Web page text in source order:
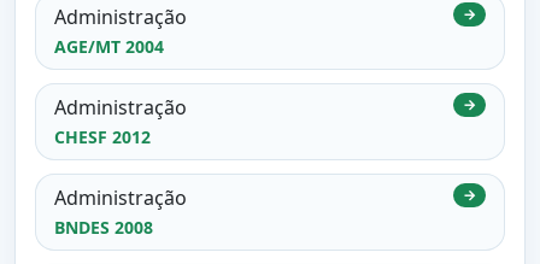
Administração
AGE/MT 2004
→
Administração
CHESF 2012
→
Administração
BNDES 2008
→